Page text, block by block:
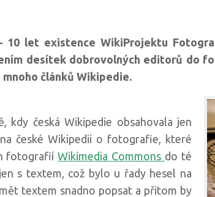
let existence WikiProjektu
desítek dobrovolných editorů do
článků Wikipedie.
kdy česká Wikipedie obsahovala jen
české Wikipedii o fotografie, které
fotografiíWikimedia Commons do té
s textem, což bylo u řady hesel na
textem snadno popsat a přitom by